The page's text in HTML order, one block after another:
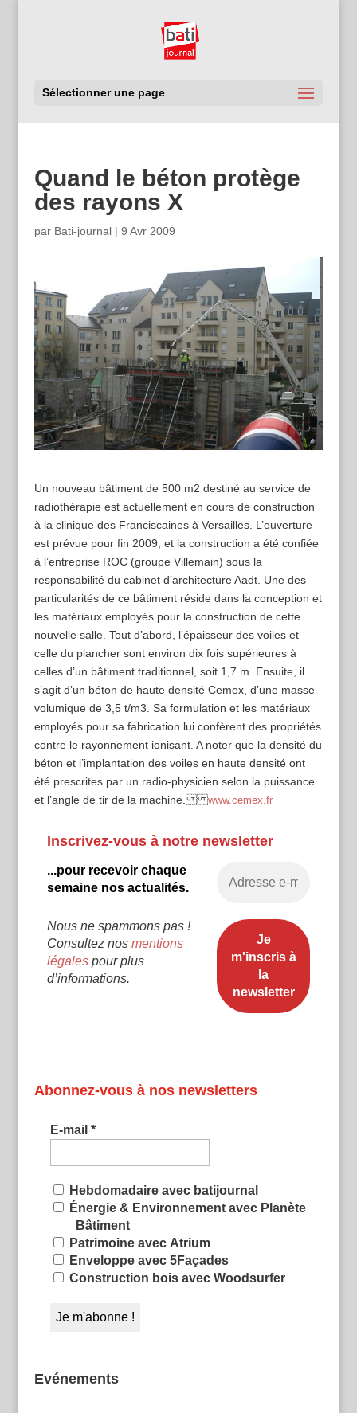
Sélectionner une page
Quand le béton protège
des rayons X
par Bati-journal| 9 Avr 2009
Un nouveau bâtiment de 500 m2 destiné au service de
radiothérapie est actuellement en cours de construction
à la clinique des Franciscaines à Versailles. L’ouverture
est prévue pour fin 2009, et la construction a été confiée
à l’entreprise ROC (groupe Villemain) sous la
responsabilité du cabinet d’architecture Aadt. Une des
particularités de ce bâtiment réside dans la conception et
les matériaux employés pour la construction de cette
nouvelle salle. Tout d’abord, l’épaisseur des voiles et
celle du plancher sont environ dix fois supérieures à
celles d’un bâtiment traditionnel, soit 1,7 m. Ensuite, il
s’agit d’un béton de haute densité Cemex, d’une masse
volumique de 3,5 t/m3. Sa formulation et les matériaux
employés pour sa fabrication lui confèrent des propriétés
contre le rayonnement ionisant. A noter que la densité du
béton et l’implantation des voiles en haute densité ont
été prescrites par un radio-physicien selon la puissance
et l’angle de tir de la machine.www.cemex.fr
Inscrivez-vous à notre newsletter
...pour recevoir chaque
semaine nos actualités.
Nous ne spammons pas !
Consultez nos mentions
légalespour plus
d’informations.
Abonnez-vous à nos newsletters
E-mail *
Hebdomadaire avec batijournal
Énergie & Environnement avec Planète
Bâtiment
Patrimoine avec Atrium
Enveloppe avec 5Façades
Construction bois avec Woodsurfer
Evénements